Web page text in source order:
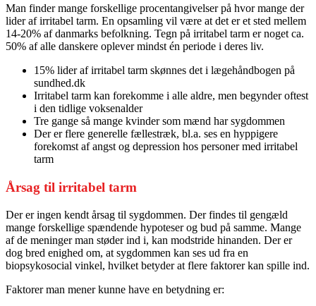
Man finder mange forskellige procentangivelser på hvor mange der
lider af irritabel tarm. En opsamling vil være at det er et sted mellem
14-20% af danmarks befolkning. Tegn på irritabel tarm er noget ca.
50% af alle danskere oplever mindst én periode i deres liv.
15% lider af irritabel tarm skønnes det i lægehåndbogen på
sundhed.dk
Irritabel tarm kan forekomme i alle aldre, men begynder oftest
i den tidlige voksenalder
Tre gange så mange kvinder som mænd har sygdommen
Der er flere generelle fællestræk, bl.a. ses en hyppigere
forekomst af angst og depression hos personer med irritabel
tarm
Årsag til irritabel tarm
Der er ingen kendt årsag til sygdommen. Der findes til gengæld
mange forskellige spændende hypoteser og bud på samme. Mange
af de meninger man støder ind i, kan modstride hinanden. Der er
dog bred enighed om, at sygdommen kan ses ud fra en
biopsykosocial vinkel, hvilket betyder at flere faktorer kan spille ind.
Faktorer man mener kunne have en betydning er: